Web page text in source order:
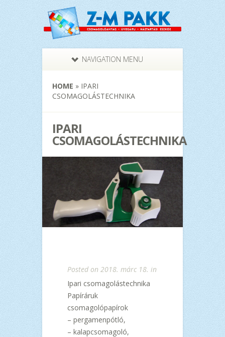
NAVIGATION MENU
HOME » IPARI
CSOMAGOLÁSTECHNIKA
IPARI
CSOMAGOLÁSTECHNIKA
Posted on 2018. márc 18. in
Ipari csomagolástechnika
Papíráruk
csomagolópapírok
– pergamenpótló,
– kalapcsomagoló,